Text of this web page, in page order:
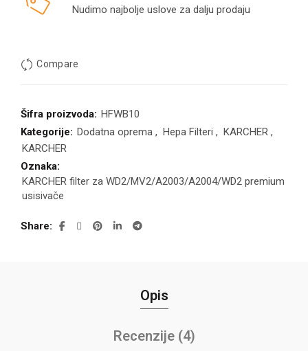
Nudimo najbolje uslove za dalju prodaju
Compare
Šifra proizvoda: HFWB10
Kategorije: Dodatna oprema , Hepa Filteri , KARCHER ,
KARCHER
Oznaka:
KARCHER filter za WD2/MV2/A2003/A2004/WD2 premium
usisivače
Share
Opis
Recenzije (4)